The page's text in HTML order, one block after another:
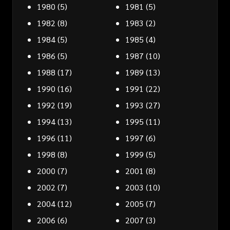
1980 (5) 1981 (5)
1982 (8) 1983 (2)
1984(5) 1985 (4)
1986 (5) 1987 (10)
1988 (17) 1989 (13)
1990 (16) 1991 (22)
1992 (19) 1993 (27)
1994(13) 1995 (11)
1996 (11) 1997 (6)
1998 (8) 1999 (5)
2000 (7) 2001 (8)
2002 (7) 2003 (10)
2004(12) 2005 (7)
2006 (6) 2007 (3)